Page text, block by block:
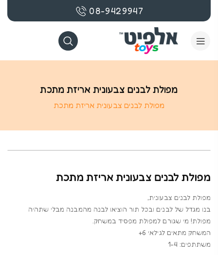
08-9429947
מפולת לבנים צבעונית אריזת מתכת
מפולת לבנים צבעונית אריזת מתכת
מפולת לבנים צבעונית אריזת מתכת
מפולת לבנים צבעונית,
בנו מגדל של לבנים ובכל תור הוציאו לבנה מהמבנה מבלי שתהיה
מפולת! מי שגורם למפולת מפסיד במשחק.
המשחק מתאים לגילאי 6+
משתתפים: 1-4